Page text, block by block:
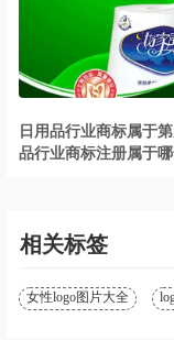
日用品行业商标属于
品行业商标注册属于哪
相关标签
女性logo图片大全